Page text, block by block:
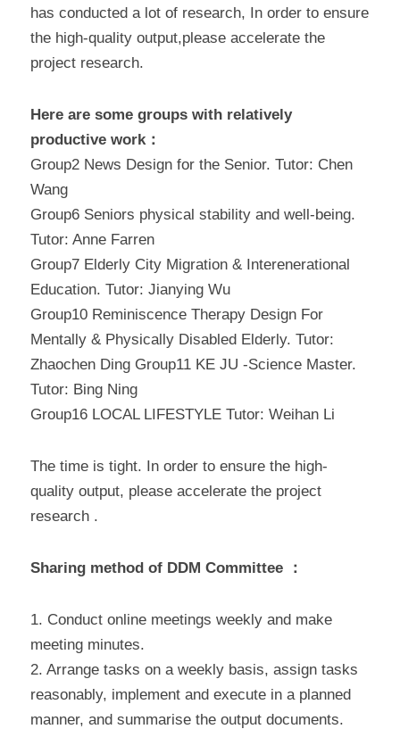
has conducted a lot of research, In order to ensure
the high-quality output,please accelerate the
project research.
Here are some groups with relatively
productive work：
Group2 News Design for the Senior. Tutor: Chen
Wang
Group6 Seniors physical stability and well-being.
Tutor: Anne Farren
Group7 Elderly City Migration & Interenerational
Education. Tutor: Jianying Wu
Group10 Reminiscence Therapy Design For
Mentally & Physically Disabled Elderly. Tutor:
Zhaochen Ding Group11 KE JU -Science Master.
Tutor: Bing Ning
Group16 LOCAL LIFESTYLE Tutor: Weihan Li
The time is tight. In order to ensure the high-
quality output, please accelerate the project
research .
Sharing method of DDM Committee ：
1. Conduct online meetings weekly and make
meeting minutes.
2. Arrange tasks on a weekly basis, assign tasks
reasonably, implement and execute in a planned
manner, and summarise the output documents.